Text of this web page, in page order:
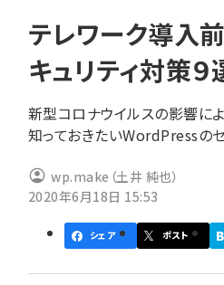
ン
く
ず
テレワーク導入
キュリティ対策９
新型コロナウイルスの影響に
知っておきたいWordPressの
wp.make（土井 純也）
2020年6月18日 15:53
シェア ポスト